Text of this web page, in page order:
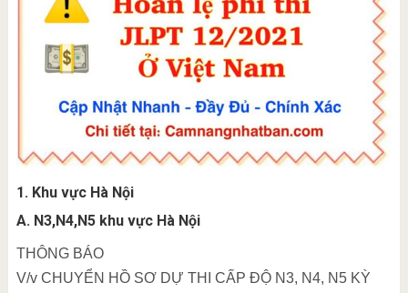
1. Khu vựcHà Nội
A. N3,N4,N5 khu vực Hà Nội
THÔNG BÁO
V/v CHUYỂN HỒ SƠ DỰ THI CẤP ĐỘ N3, N4, N5 KỲ